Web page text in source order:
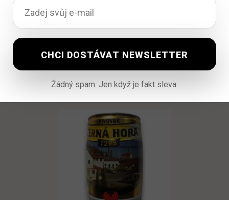
Uherský Brod 11 Patriot 50l
Vyprodáno
2 061,89Kčvč. DPH
Čtěte více
Žádný spam. Jen když je fakt sleva.